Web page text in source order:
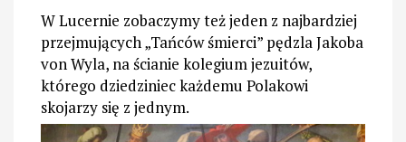
W Lucernie zobaczymy też jeden z najbardziej
przejmujących „Tańców śmierci” pędzla Jakoba
von Wyla, na ścianie kolegium jezuitów,
którego dziedziniec każdemu Polakowi
skojarzy się z jednym.